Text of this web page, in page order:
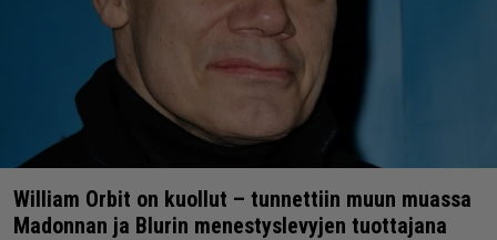
William Orbit on kuollut – tunnettiin muun muassa
Madonnan ja Blurin menestyslevyjen tuottajana